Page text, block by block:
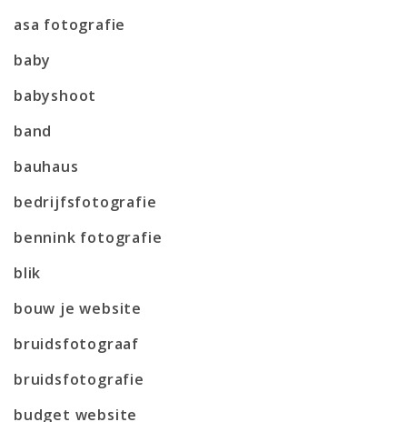
asa fotografie
baby
babyshoot
band
bauhaus
bedrijfsfotografie
bennink fotografie
blik
bouw je website
bruidsfotograaf
bruidsfotografie
budget website